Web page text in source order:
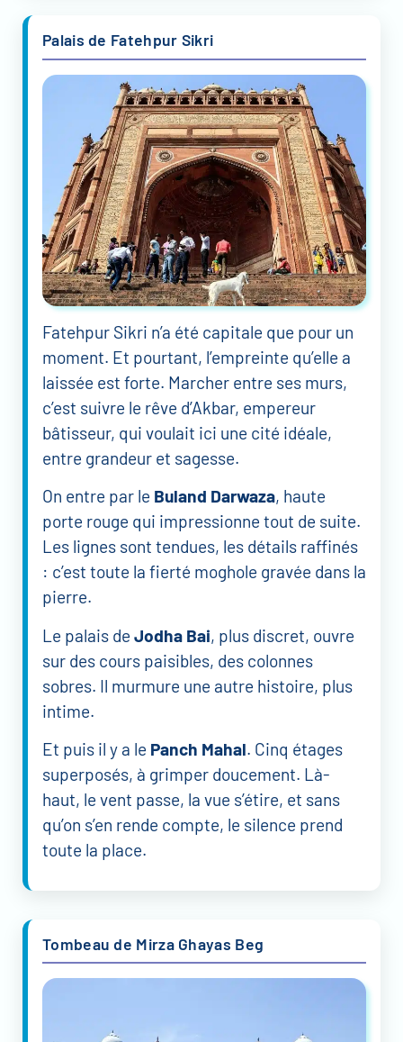
Palais de Fatehpur Sikri
Fatehpur Sikri n’a été capitale que pour un
moment. Et pourtant, l’empreinte qu’elle a
laissée est forte. Marcher entre ses murs,
c’est suivre le rêve d’Akbar, empereur
bâtisseur, qui voulait ici une cité idéale,
entre grandeur et sagesse.
On entre par le Buland Darwaza, haute
porte rouge qui impressionne tout de suite.
Les lignes sont tendues, les détails raffinés
: c’est toute la fierté moghole gravée dans la
pierre.
Le palais de Jodha Bai, plus discret, ouvre
sur des cours paisibles, des colonnes
sobres. Il murmure une autre histoire, plus
intime.
Et puis il y a le Panch Mahal. Cinq étages
superposés, à grimper doucement. Là-
haut, le vent passe, la vue s’étire, et sans
qu’on s’en rende compte, le silence prend
toute la place.
Tombeau de Mirza Ghayas Beg